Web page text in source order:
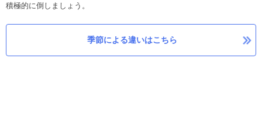
積極的に倒しましょう。
季節による違いはこちら